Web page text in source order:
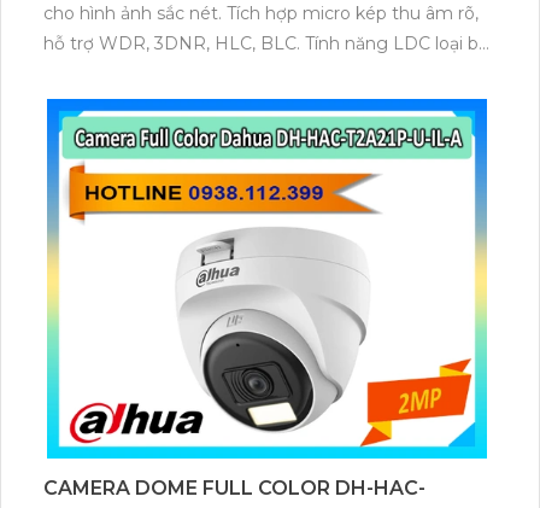
cho hình ảnh sắc nét. Tích hợp micro kép thu âm rõ,
hỗ trợ WDR, 3DNR, HLC, BLC. Tính năng LDC loại bỏ
giúp thiết lập nhanh chóng và hiệu quả.
CAMERA DOME FULL COLOR DH-HAC-